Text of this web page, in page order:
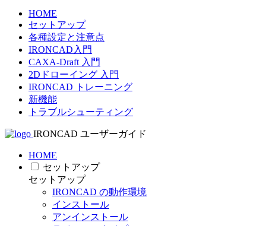
HOME
セットアップ
各種設定と注意点
IRONCAD入門
CAXA-Draft 入門
2Dドローイング 入門
IRONCAD トレーニング
新機能
トラブルシューティング
IRONCAD ユーザーガイド
HOME
セットアップ
セットアップ
IRONCAD の動作環境
インストール
アンインストール